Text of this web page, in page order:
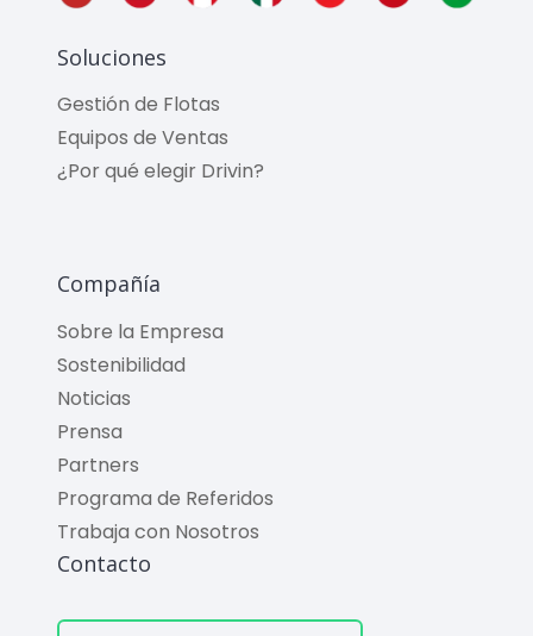
Soluciones
Gestión de Flotas
Equipos de Ventas
¿Por qué elegir Drivin?
Compañía
Sobre la Empresa
Sostenibilidad
Noticias
Prensa
Partners
Programa de Referidos
Trabaja con Nosotros
Contacto